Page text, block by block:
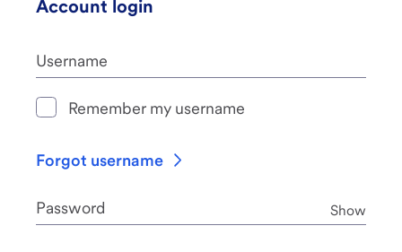
Account login
Username
Remember my username
Forgot username
Password Show